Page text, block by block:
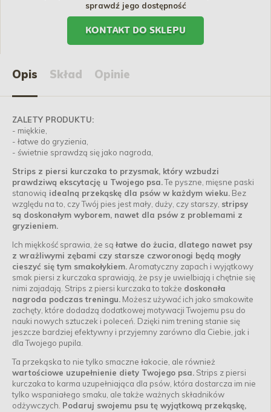
sprawdź jego dostępność
KONTAKT DO SKLEPU
Opis Skład Opinie
ZALETY PRODUKTU:
- miękkie,
- łatwe do gryzienia,
- świetnie sprawdzą się jako nagroda,
Strips z piersi kurczaka to przysmak, który wzbudzi
prawdziwą ekscytację u Twojego psa.Te pyszne, mięsne paski
stanowią idealną przekąskę dla psów w każdym wieku. Bez
względu na to, czy Twój pies jest mały, duży, czy starszy, stripsy
są doskonałym wyborem, nawet dla psów z problemami z
gryzieniem.
Ich miękkość sprawia, że są łatwe do żucia, dlatego nawet psy
z wrażliwymi zębami czy starsze czworonogi będą mogły
cieszyć się tym smakołykiem. Aromatyczny zapach i wyjątkowy
smak piersi z kurczaka sprawiają, że psy je uwielbiają i chętnie się
nimi zajadają. Strips z piersi kurczaka to także doskonała
nagroda podczas treningu. Możesz używać ich jako smakowite
zachęty, które dodadzą dodatkowej motywacji Twojemu psu do
nauki nowych sztuczek i poleceń. Dzięki nim trening stanie się
jeszcze bardziej efektywny i przyjemny zarówno dla Ciebie, jak i
dla Twojego pupila.
Ta przekąska to nie tylko smaczne łakocie, ale również
wartościowe uzupełnienie diety Twojego psa. Strips z piersi
kurczaka to karma uzupełniająca dla psów, która dostarcza im nie
tylko wspaniałego smaku, ale także ważnych składników
odżywczych. Podaruj swojemu psu tę wyjątkową przekąskę,